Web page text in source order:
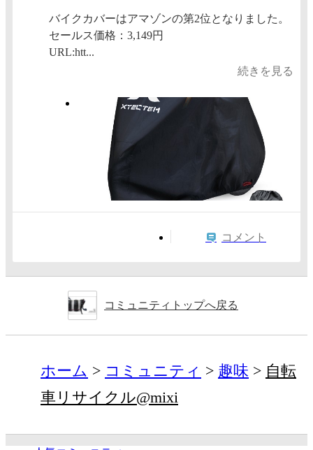
バイクカバーはアマゾンの第2位となりました。
セールス価格：3,149円
URL:htt...
続きを見る
コメント
コミュニティトップへ戻る
ホーム コミュニティ 趣味
自転
車リサイクル@mixi